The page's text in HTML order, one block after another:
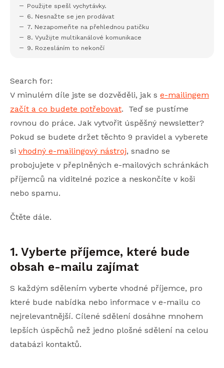
Použijte spešl vychytávky.
6. Nesnažte se jen prodávat
7. Nezapomeňte na přehlednou patičku
8. Využijte multikanálové komunikace
9. Rozesláním to nekončí
Search for:
V minulém díle jste se dozvěděli, jak s e-mailingem
začít a co budete potřebovat. Teď se pustíme
rovnou do práce. Jak vytvořit úspěšný newsletter?
Pokud se budete držet těchto 9 pravidel a vyberete
si vhodný e-mailingový nástroj, snadno se
probojujete v přeplněných e-mailových schránkách
příjemců na viditelné pozice a neskončíte v koši
nebo spamu.
Čtěte dále.
1. Vyberte příjemce, které bude
obsah e-mailu zajímat
S každým sdělením vyberte vhodné příjemce, pro
které bude nabídka nebo informace v e-mailu co
nejrelevantnější. Cílené sdělení dosáhne mnohem
lepších úspěchů než jedno plošné sdělení na celou
databázi kontaktů.